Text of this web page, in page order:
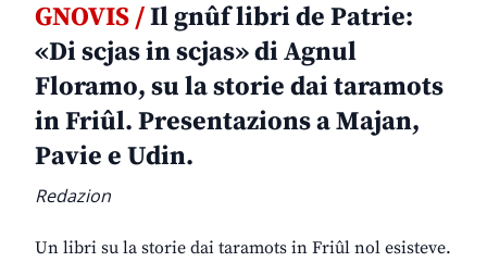
GNOVIS /Il gnûf libri de Patrie:
«Di scjas in scjas» di Agnul
Floramo, su la storie dai taramots
in Friûl. Presentazions a Majan,
Pavie e Udin.
Redazion
Un libri su la storie dai taramots in Friûl nol esisteve.